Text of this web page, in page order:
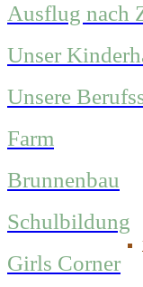
Ausflug nach
Unser
Unsere
Farm
Brunnenbau
Schulbildung
Girls Corner